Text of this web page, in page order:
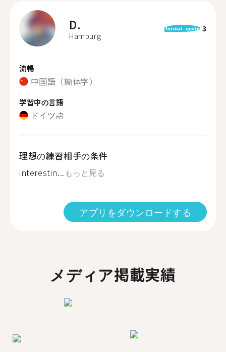
D.
Hamburg
format_quote 3
流暢
中国語（簡体字）
学習中の言語
ドイツ語
理想の練習相手の条件
interestin... もっと見る
アプリをダウンロードする
メディア掲載実績